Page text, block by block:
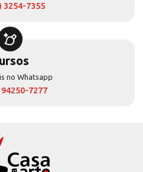
3254-7355
no Whatsapp
94250-7277